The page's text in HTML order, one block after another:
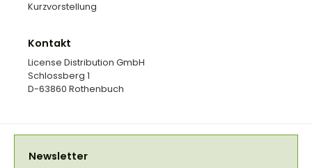
Kurzvorstellung
Kontakt
License Distribution GmbH
Schlossberg 1
D-63860 Rothenbuch
Newsletter